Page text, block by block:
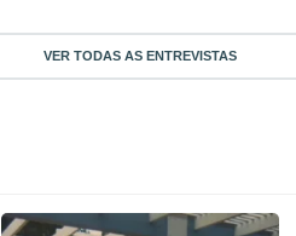
VER TODAS AS ENTREVISTAS